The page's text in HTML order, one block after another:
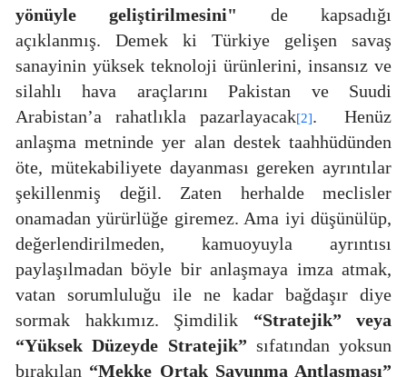
yönüyle geliştirilmesini"
de kapsadığı
açıklanmış. Demek ki Türkiye gelişen savaş
sanayinin yüksek teknoloji ürünlerini, insansız ve
silahlı hava araçlarını Pakistan ve Suudi
Arabistan’a rahatlıkla pazarlayacak[2].
Henüz
anlaşma metninde yer alan destek taahhüdünden
öte, mütekabiliyete dayanması gereken ayrıntılar
şekillenmiş değil. Zaten herhalde meclisler
onamadan yürürlüğe giremez. Ama iyi düşünülüp,
değerlendirilmeden, kamuoyuyla ayrıntısı
paylaşılmadan böyle bir anlaşmaya imza atmak,
vatan sorumluluğu ile ne kadar bağdaşır diye
sormak hakkımız. Şimdilik “Stratejik” veya
“Yüksek Düzeyde Stratejik” sıfatından yoksun
bırakılan “Mekke Ortak Savunma Antlaşması”